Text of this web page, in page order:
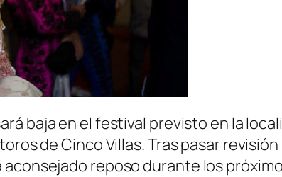
baja en el festival previsto en la
de Cinco Villas. Tras pasar
reposo durante los